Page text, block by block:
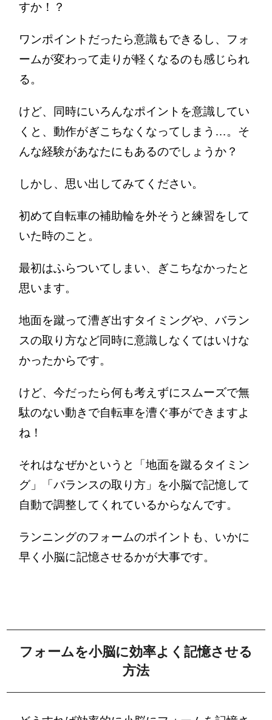
すか！？
ワンポイントだったら意識もできるし、フォ
ームが変わって走りが軽くなるのも感じられ
る。
けど、同時にいろんなポイントを意識してい
くと、動作がぎこちなくなってしまう…。 そ
んな経験があなたにもあるのでしょうか？
しかし、思い出してみてください。
初めて自転車の補助輪を外そうと練習をして
いた時のこと。
最初はふらついてしまい、ぎこちなかったと
思います。
地面を蹴って漕ぎ出すタイミングや、バラン
スの取り方など同時に意識しなくてはいけな
かったからです。
けど、今だったら何も考えずにスムーズで無
駄のない動きで自転車を漕ぐ事ができますよ
ね！
それはなぜかというと「地面を蹴るタイミン
グ」「バランスの取り方」を小脳で記憶して
自動で調整してくれているからなんです。
ランニングのフォームのポイントも、いかに
早く小脳に記憶させるかが大事です。
フォームを小脳に効率よく記憶させる
方法